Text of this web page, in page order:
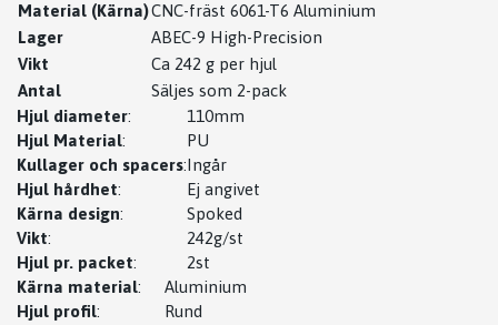
Material (Kärna)CNC-fräst 6061-T6 Aluminium
Lager
ABEC-9 High-Precision
Vikt
Ca 242 g per hjul
Antal
Säljes som 2-pack
Hjul diameter:
110mm
Hjul Material:
PU
Kullager och spacers:Ingår
Hjul hårdhet:
Ej angivet
Kärna design:
Spoked
Vikt:
242g/st
Hjul pr. packet:
2st
Kärna material:
Aluminium
Hjul profil:
Rund